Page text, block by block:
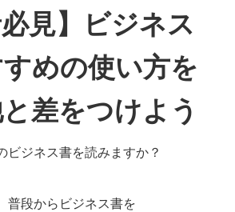
必見】ビジネス
めの使い方を
差をつけよう
ビジネス書を読みますか？
普段からビジネス書を